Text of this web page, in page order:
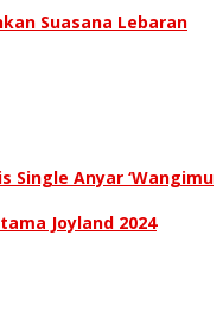
Suasana Lebaran
Single Anyar ‘Wangimu
Joyland 2024